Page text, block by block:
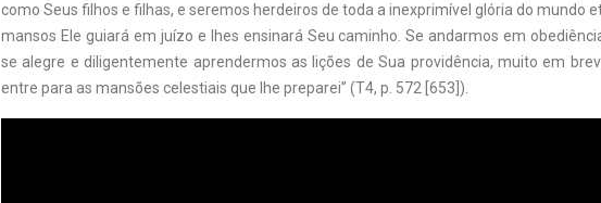
como Seus filhos e filhas, e seremos herdeiros de toda a inexprimível glória do mundo
mansos Ele guiará em juízo e lhes ensinará Seu caminho. Se andarmos em
se alegre e diligentemente aprendermos as lições de Sua providência, muito em
entre para as mansões celestiais que lhe preparei” (T4, p. 572 [653]).